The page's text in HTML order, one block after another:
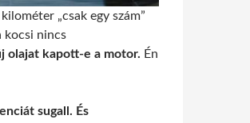
„csak egy szám”
kocsi nincs
olajat kapott-e a motor. Én
sugall. És